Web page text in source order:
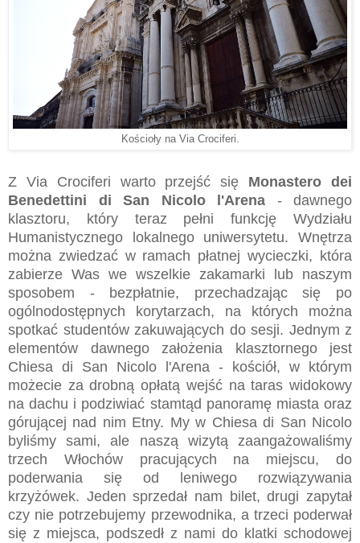
Kościoły na Via Crociferi.
Z Via Crociferi warto przejść się Monastero dei
Benedettini di San Nicolo l'Arena - dawnego
klasztoru, który teraz pełni funkcję Wydziału
Humanistycznego lokalnego uniwersytetu. Wnętrza
można zwiedzać w ramach płatnej wycieczki, która
zabierze Was we wszelkie zakamarki lub naszym
sposobem - bezpłatnie, przechadzając się po
ogólnodostępnych korytarzach, na których można
spotkać studentów zakuwających do sesji. Jednym z
elementów dawnego założenia klasztornego jest
Chiesa di San Nicolo l'Arena - kościół, w którym
możecie za drobną opłatą wejść na taras widokowy
na dachu i podziwiać stamtąd panoramę miasta oraz
górującej nad nim Etny. My w Chiesa di San Nicolo
byliśmy sami, ale naszą wizytą zaangażowaliśmy
trzech Włochów pracujących na miejscu, do
poderwania się od leniwego rozwiązywania
krzyżówek. Jeden sprzedał nam bilet, drugi zapytał
czy nie potrzebujemy przewodnika, a trzeci poderwał
się z miejsca, podszedł z nami do klatki schodowej